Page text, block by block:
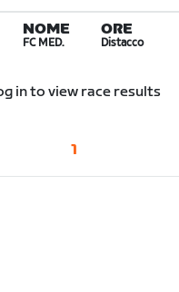
NOME
FC MED.
ORE
Distacco
in to view race results
1